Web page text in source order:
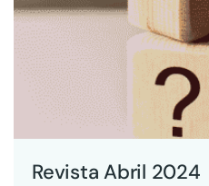
Revista Abril 2024